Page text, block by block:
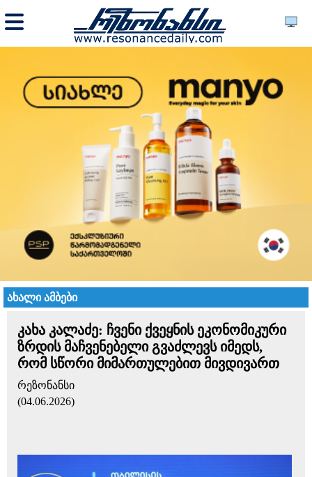
ახალი ამბები
კახა კალაძე: ჩვენი ქვეყნის ეკონომიკური
ზრდის მაჩვენებელი გვაძლევს იმედს,
რომ სწორი მიმართულებით მივდივართ
რეზონანსი
(04.06.2026)